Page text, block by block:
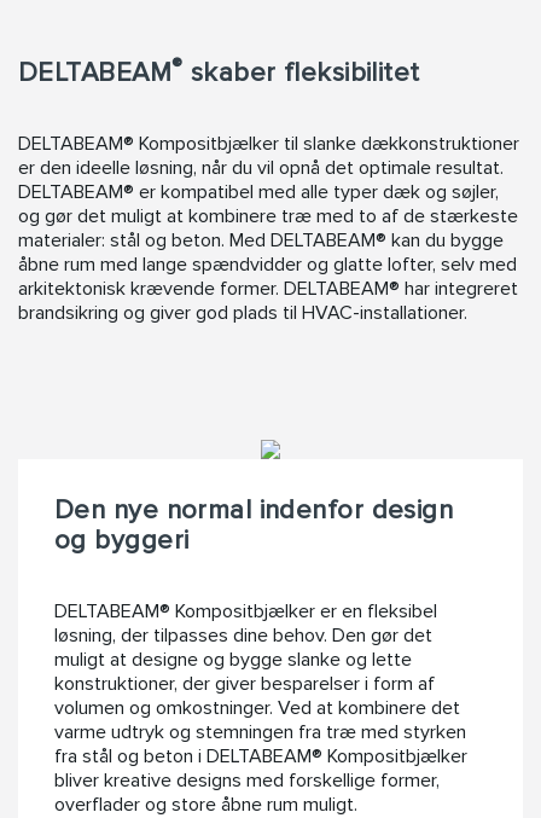
DELTABEAM® skaber fleksibilitet
DELTABEAM® Kompositbjælker til slanke dækkonstruktioner
er den ideelle løsning, når du vil opnå det optimale resultat.
DELTABEAM® er kompatibel med alle typer dæk og søjler,
og gør det muligt at kombinere træ med to af de stærkeste
materialer: stål og beton. Med DELTABEAM® kan du bygge
åbne rum med lange spændvidder og glatte lofter, selv med
arkitektonisk krævende former. DELTABEAM® har integreret
brandsikring og giver god plads til HVAC-installationer.
Den nye normal indenfor design
og byggeri
DELTABEAM® Kompositbjælker er en fleksibel
løsning, der tilpasses dine behov. Den gør det
muligt at designe og bygge slanke og lette
konstruktioner, der giver besparelser i form af
volumen og omkostninger. Ved at kombinere det
varme udtryk og stemningen fra træ med styrken
fra stål og beton i DELTABEAM® Kompositbjælker
bliver kreative designs med forskellige former,
overflader og store åbne rum muligt.